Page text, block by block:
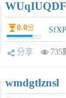
0.0分
分享 735
wmdgtlznsl